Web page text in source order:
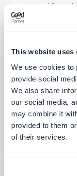
This website uses
We use cookies to
provide social
We also share
our social media,
may combine it
provided to them
of their services.
med fotos i
omdøbe
På samme
app har du
Find dine
platforme,
for